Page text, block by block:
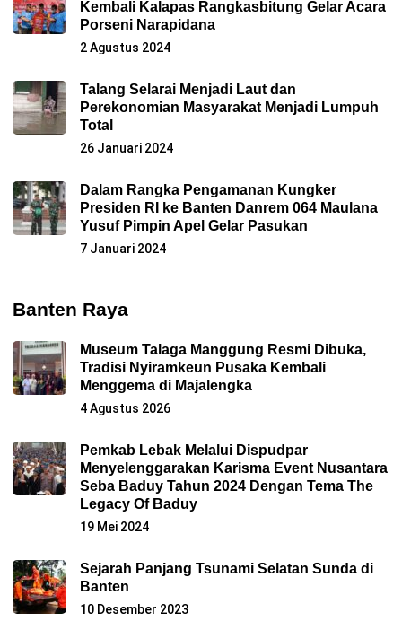
Kembali Kalapas Rangkasbitung Gelar Acara
Porseni Narapidana
2 Agustus 2024
Talang Selarai Menjadi Laut dan
Perekonomian Masyarakat Menjadi Lumpuh
Total
26 Januari 2024
Dalam Rangka Pengamanan Kungker
Presiden RI ke Banten Danrem 064 Maulana
Yusuf Pimpin Apel Gelar Pasukan
7 Januari 2024
Banten Raya
Museum Talaga Manggung Resmi Dibuka,
Tradisi Nyiramkeun Pusaka Kembali
Menggema di Majalengka
4 Agustus 2026
Pemkab Lebak Melalui Dispudpar
Menyelenggarakan Karisma Event Nusantara
Seba Baduy Tahun 2024 Dengan Tema The
Legacy Of Baduy
19 Mei 2024
Sejarah Panjang Tsunami Selatan Sunda di
Banten
10 Desember 2023